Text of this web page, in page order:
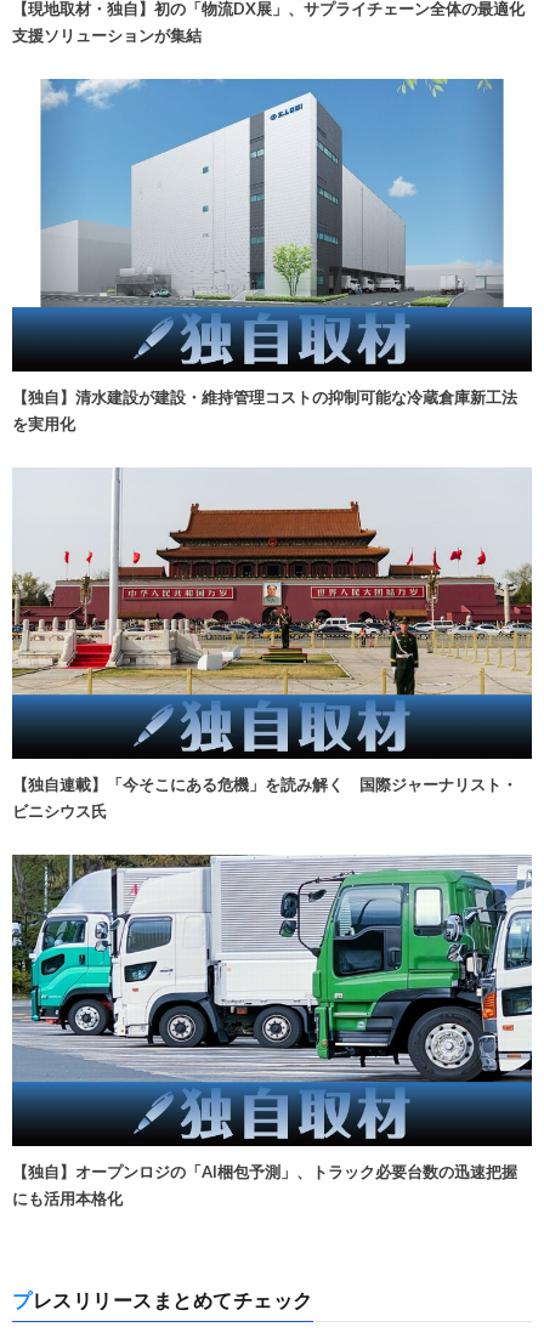
【現地取材・独自】初の「物流DX展」、サプライチェーン全体の最適化
支援ソリューションが集結
【独自】清水建設が建設・維持管理コストの抑制可能な冷蔵倉庫新工法
を実用化
【独自連載】「今そこにある危機」を読み解く 国際ジャーナリスト・
ビニシウス氏
【独自】オープンロジの「AI梱包予測」、トラック必要台数の迅速把握
にも活用本格化
プレスリリースまとめてチェック